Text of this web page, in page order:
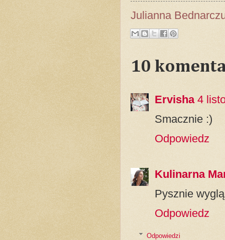
Julianna
10
Ervisha 4
Smacznie :)
Odpowiedz
Kulinarna
Pysznie
Odpowiedz
Odpowiedzi